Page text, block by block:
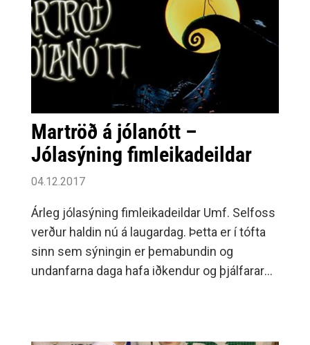
Martröð á jólanótt –
Jólasýning fimleikadeildar
04.12.2017
Árleg jólasýning fimleikadeildar Umf. Selfoss
verður haldin nú á laugardag. Þetta er í tófta
sinn sem sýningin er þemabundin og
undanfarna daga hafa iðkendur og þjálfarar